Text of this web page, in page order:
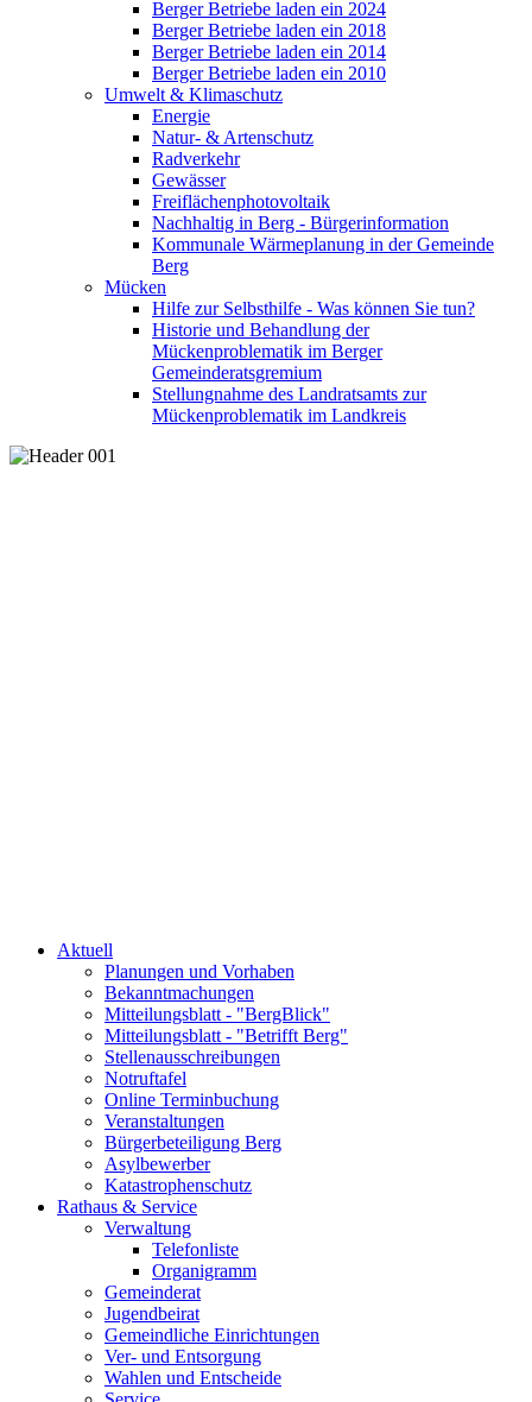
Berger Betriebe laden ein 2024
Berger Betriebe laden ein 2018
Berger Betriebe laden ein 2014
Berger Betriebe laden ein 2010
Umwelt & Klimaschutz
Energie
Natur- & Artenschutz
Radverkehr
Gewässer
Freiflächenphotovoltaik
Nachhaltig in Berg - Bürgerinformation
Kommunale Wärmeplanung in der Gemeinde
Berg
Mücken
Hilfe zur Selbsthilfe - Was können Sie tun?
Historie und Behandlung der
Mückenproblematik im Berger
Gemeinderatsgremium
Stellungnahme des Landratsamts zur
Mückenproblematik im Landkreis
Aktuell
Planungen und Vorhaben
Bekanntmachungen
Mitteilungsblatt - "BergBlick"
Mitteilungsblatt - "Betrifft Berg"
Stellenausschreibungen
Notruftafel
Online Terminbuchung
Veranstaltungen
Bürgerbeteiligung Berg
Asylbewerber
Katastrophenschutz
Rathaus & Service
Verwaltung
Telefonliste
Organigramm
Gemeinderat
Jugendbeirat
Gemeindliche Einrichtungen
Ver- und Entsorgung
Wahlen und Entscheide